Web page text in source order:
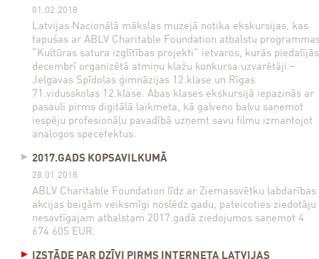
01.02.2018
Latvijas Nacionālā mākslas muzejā notika ekskursijas, kas
tapušas ar ABLV Charitable Foundation atbalstu
“Kultūras satura izglītības projekti” ietvaros, kurās piedalījās
decembrī organizētā atmiņu klažu konkursa uzvarētāji –
Jelgavas Spīdolas ģimnāzijas 12.klase un Rīgas
71.vidusskolas 12.klase. Abas klases ekskursijā iepazinās ar
pasauli pirms digitālā laikmeta, kā galveno balvu saņemot
iespēju profesionāļu pavadībā uzņemt savu filmu izmantojot
analogos specefektus.
2017.GADS KOPSAVILKUMĀ
28.01.2018
ABLV Charitable Foundation līdz ar Ziemassvētku labdarības
akcijas beigām veiksmīgi noslēdz gadu, pateicoties ziedotāju
nesavtīgajam atbalstam 2017.gadā ziedojumos saņemot 4
674 605 EUR.
IZSTĀDE PAR DZĪVI PIRMS INTERNETA LATVIJAS